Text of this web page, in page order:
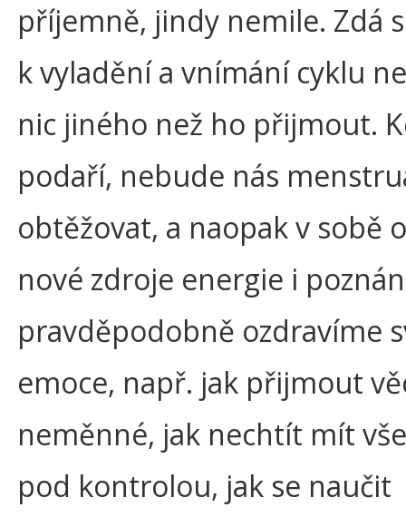
příjemně, jindy nemile. Zdá
k vyladění a vnímání cyklu
nic jiného než ho přijmout.
podaří, nebude nás
obtěžovat, a naopak v sobě
nové zdroje energie i
pravděpodobně ozdravíme
emoce, např. jak přijmout
neměnné, jak nechtít mít
pod kontrolou, jak se naučit